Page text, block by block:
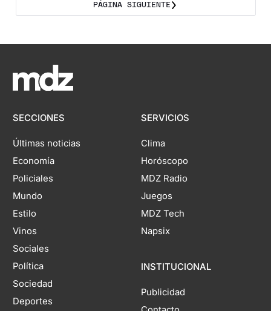
PÁGINA SIGUIENTE
SECCIONES
Últimas noticias
Economía
Policiales
Mundo
Estilo
Vinos
Sociales
Política
Sociedad
Deportes
SERVICIOS
Clima
Horóscopo
MDZ Radio
Juegos
MDZ Tech
Napsix
INSTITUCIONAL
Publicidad